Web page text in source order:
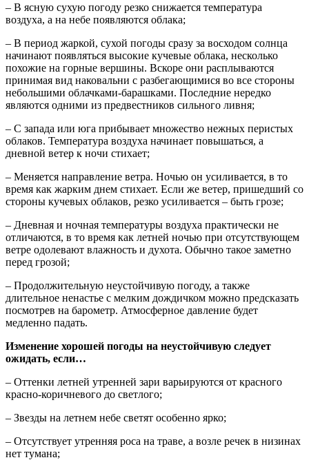
– В ясную сухую погоду резко снижается температура
воздуха, а на небе появляются облака;
– В период жаркой, сухой погоды сразу за восходом солнца
начинают появляться высокие кучевые облака, несколько
похожие на горные вершины. Вскоре они расплываются
принимая вид наковальни с разбегающимися во все стороны
небольшими облачками-барашками. Последние нередко
являются одними из предвестников сильного ливня;
– С запада или юга прибывает множество нежных перистых
облаков. Температура воздуха начинает повышаться, а
дневной ветер к ночи стихает;
– Меняется направление ветра. Ночью он усиливается, в то
время как жарким днем стихает. Если же ветер, пришедший со
стороны кучевых облаков, резко усиливается – быть грозе;
– Дневная и ночная температуры воздуха практически не
отличаются, в то время как летней ночью при отсутствующем
ветре одолевают влажность и духота. Обычно такое заметно
перед грозой;
– Продолжительную неустойчивую погоду, а также
длительное ненастье с мелким дождичком можно предсказать
посмотрев на барометр. Атмосферное давление будет
медленно падать.
Изменение хорошей погоды на неустойчивую следует
ожидать, если…
– Оттенки летней утренней зари варьируются от красного
красно-коричневого до светлого;
– Звезды на летнем небе светят особенно ярко;
– Отсутствует утренняя роса на траве, а возле речек в низинах
нет тумана;